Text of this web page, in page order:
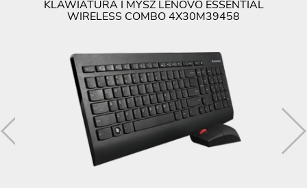
KLAWIATURA I MYSZ LENOVO ESSENTIAL
WIRELESS COMBO 4X30M39458